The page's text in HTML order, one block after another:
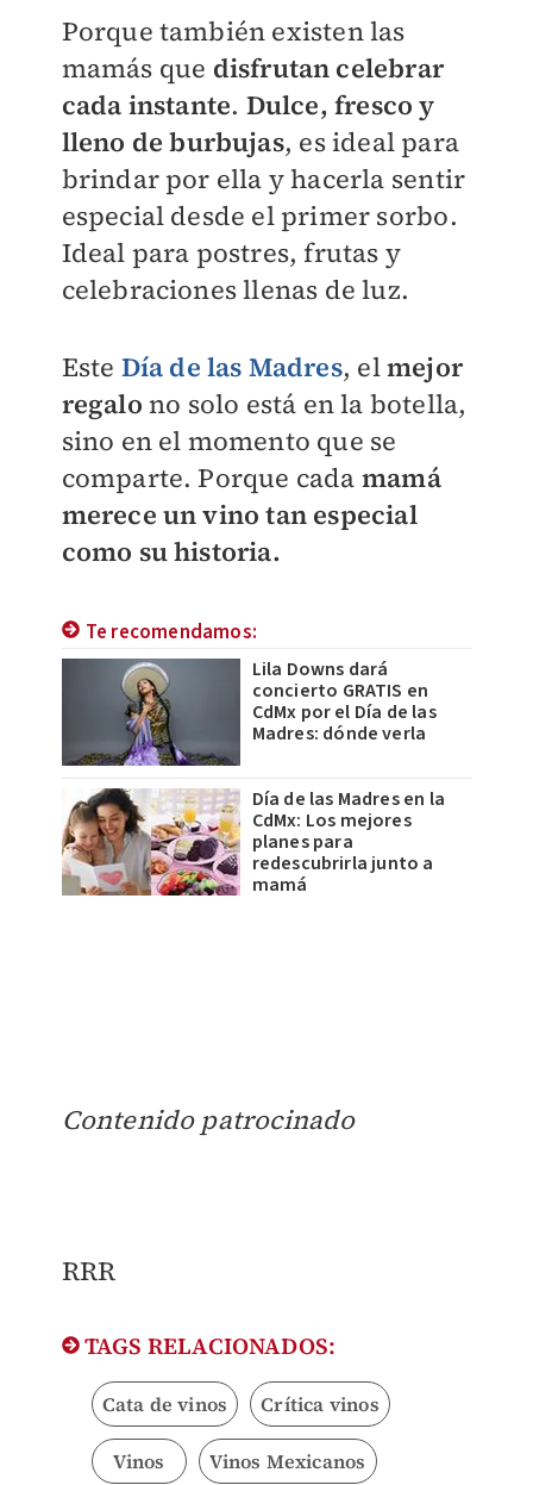
Porque también existen las
mamás que disfrutan celebrar
cada instante. Dulce, fresco y
lleno de burbujas, es ideal para
brindar por ella y hacerla sentir
especial desde el primer sorbo.
Ideal para postres, frutas y
celebraciones llenas de luz.
Este Día de las Madres, elmejor
regalo no solo está en la botella,
sino en el momento que se
comparte. Porque cada mamá
merece un vino tan especial
como su historia.
Te recomendamos:
Lila Downs dará
concierto GRATIS en
CdMx por el Día de las
Madres: dónde verla
Día de las Madres en la
CdMx: Los mejores
planes para
redescubrirla junto a
mamá
Contenido patrocinado
RRR
TAGS RELACIONADOS:
Cata de vinos Crítica vinos
Vinos Vinos Mexicanos